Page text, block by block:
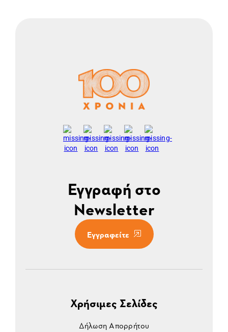
Εγγραφή στο
Newsletter
Εγγραφείτε
Χρήσιμες Σελίδες
Δήλωση Απορρήτου